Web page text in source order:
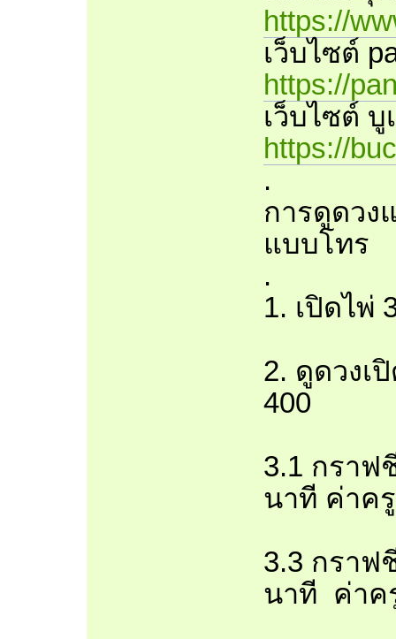
https://
เว็บไซต์
https://
เว็บไซต์ บู
https://
.
การดูดวง
แบบโทร
.
1. เปิดไพ่
2. ดูดวงเ
400
3.1 กราฟ
นาที ค่าค
3.3 กราฟ
นาที ค่าค